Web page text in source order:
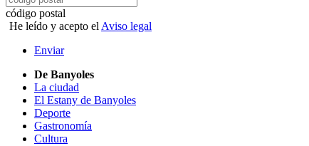
código postal
He leído y acepto el Aviso legal
Enviar
De Banyoles
La ciudad
El Estany de Banyoles
Deporte
Gastronomía
Cultura